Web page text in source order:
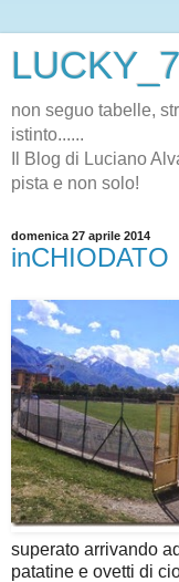
non seguo tabelle,
istinto......
Il Blog di Luciano
pista e non solo!
domenica 27 aprile 2014
inCHIODATO
superato arrivando
patatine e ovetti di